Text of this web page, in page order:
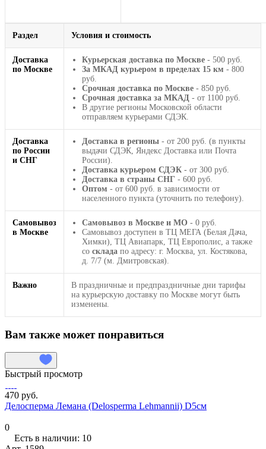
Раздел Условия и стоимость
Доставка
по Москве
Курьерская доставка по Москве - 500 руб.
За МКАД курьером в пределах 15 км - 800
руб.
Срочная доставка по Москве - 850 руб.
Срочная доставка за МКАД - от 1100 руб.
В другие регионы Московской области
отправляем курьерами СДЭК.
Доставка
по России
и СНГ
Доставка в регионы - от 200 руб. (в пункты
выдачи СДЭК, Яндекс Доставка или Почта
России).
Доставка курьером СДЭК - от 300 руб.
Доставка в страны СНГ - 600 руб.
Оптом - от 600 руб. в зависимости от
населенного пункта (уточнить по телефону).
Самовывоз
в Москве
Самовывоз в Москве и МО - 0 руб.
Самовывоз доступен в ТЦ МЕГА (Белая Дача,
Химки), ТЦ Авиапарк, ТЦ Европолис, а также
со склада по адресу: г. Москва, ул. Костякова,
д. 7/7 (м. Дмитровская).
Важно
В праздничные и предпраздничные дни тарифы
на курьерскую доставку по Москве могут быть
изменены.
Вам также может понравиться
Быстрый просмотр
470 руб.
Делосперма Лемана (Delosperma Lehmannii) D5см
0
Есть в наличии: 10